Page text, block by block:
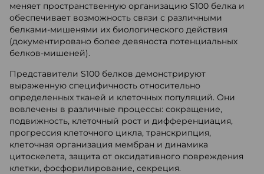
меняет пространственную организацию S100 белка и
обеспечивает возможность связи с различными
белками-мишенями их биологического действия
(документировано более девяноста потенциальных
белков-мишеней).
Представители S100 белков демонстрируют
выраженную специфичность относительно
определенных тканей и клеточных популяций. Они
вовлечены в различные процессы: сокращение,
подвижность, клеточный рост и дифференциация,
прогрессия клеточного цикла, транскрипция,
клеточная организация мембран и динамика
цитоскелета, защита от оксидативного повреждения
клетки, фосфорилирование, секреция.